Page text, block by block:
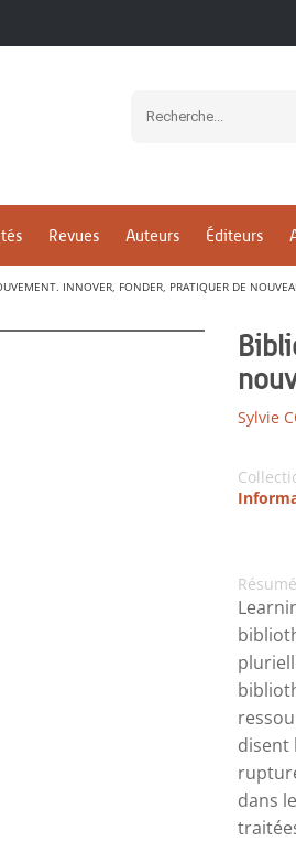
Revues Auteurs Éditeurs
INNOVER, FONDER, PRATIQUER DE
Sylvie
Résumé
disent
dans